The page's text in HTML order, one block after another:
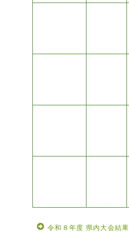
令和８年度 県内大会結果